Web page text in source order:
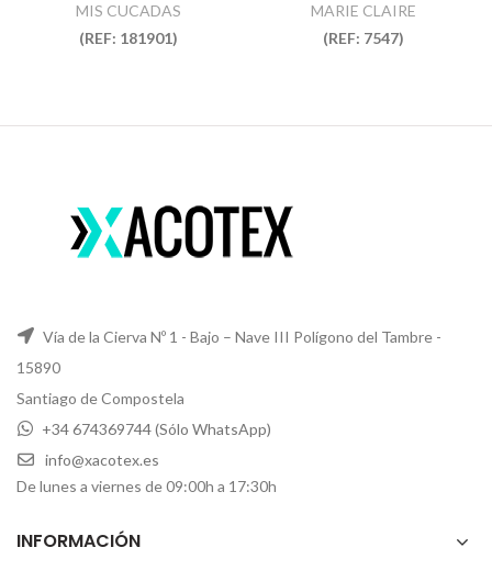
MIS CUCADAS
(REF: 181901)
MARIE CLAIRE
(REF: 7547)
Vía de la Cierva Nº 1 - Bajo – Nave III Polígono del Tambre -
15890
Santiago de Compostela
+34 674369744 (Sólo WhatsApp)
info@xacotex.es
De lunes a viernes de 09:00h a 17:30h
INFORMACIÓN